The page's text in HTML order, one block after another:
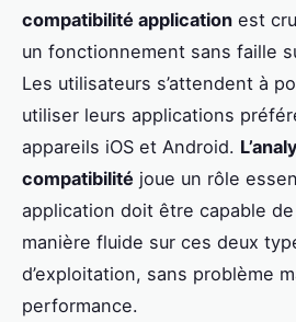
compatibilité application est
un fonctionnement sans faille
Les utilisateurs s’attendent à
utiliser leurs applications
appareils iOS et Android.
compatibilité joue un rôle
application doit être capable
manière fluide sur ces deux
d’exploitation, sans problème
performance.